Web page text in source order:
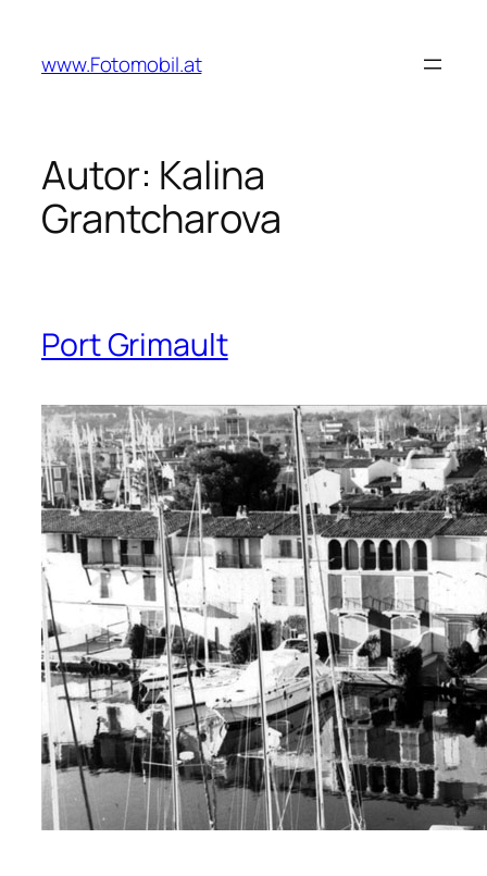
springen
www.Fotomobil.at
Autor: Kalina
Grantcharova
Port Grimault